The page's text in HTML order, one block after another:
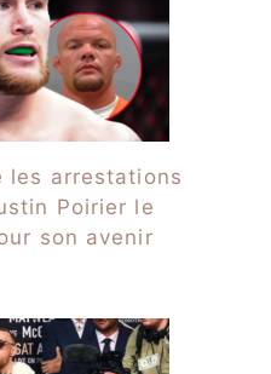
les arrestations
Poirier le
son avenir